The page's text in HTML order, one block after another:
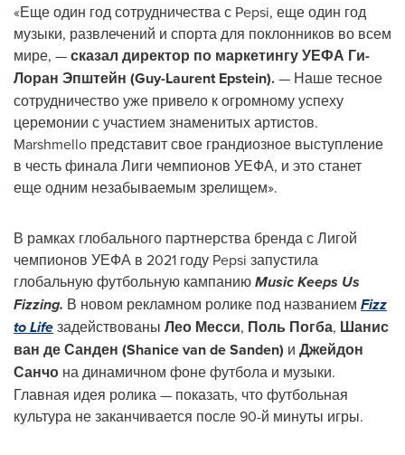
«Еще один год сотрудничества с Pepsi, еще один год
музыки, развлечений и спорта для поклонников во всем
мире, —сказал директор по маркетингу УЕФА Ги-
Лоран Эпштейн (Guy-Laurent Epstein).— Наше тесное
сотрудничество уже привело к огромному успеху
церемонии с участием знаменитых артистов.
Marshmello представит свое грандиозное выступление
в честь финала Лиги чемпионов УЕФА, и это станет
еще одним незабываемым зрелищем».
В рамках глобального партнерства бренда с Лигой
чемпионов УЕФА в 2021 году Pepsi запустила
глобальную футбольную кампаниюMusic Keeps Us
Fizzing. В новом рекламном ролике под названием Fizz
to Lifeзадействованы Лео Месси, Поль Погба, Шанис
ван де Санден (Shanice van de Sanden) и Джейдон
Санчо на динамичном фоне футбола и музыки.
Главная идея ролика — показать, что футбольная
культура не заканчивается после 90-й минуты игры.